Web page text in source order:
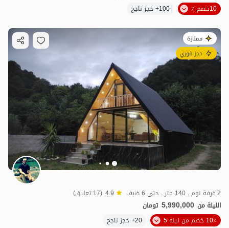
10خصم ٪
100+ حجز ناجح
ممتازة
حجز فوري
2 غرفة نوم . 140 متر . حتى 6 ضيف 4.9 (17 تعليق)
الليلة من 5,990,000 تومان
10٪ خصم من ليلة 5
20+ حجز ناجح